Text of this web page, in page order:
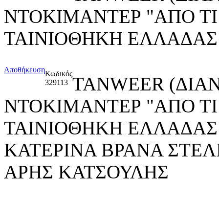
ΝΤΟΚΙΜΑΝΤΕΡ "ΑΠΟ
ΤΑΙΝΙΟΘΗΚΗ
ΑποθήκευσηΚωδικός
329113 TANWEER
ΝΤΟΚΙΜΑΝΤΕΡ "ΑΠΟ
ΤΑΙΝΙΟΘΗΚΗ
ΚΑΤΕΡΙΝΑ ΒΡΑΝΑ
ΑΡΗΣ ΚΑΤΣΟΥΛΗΣ